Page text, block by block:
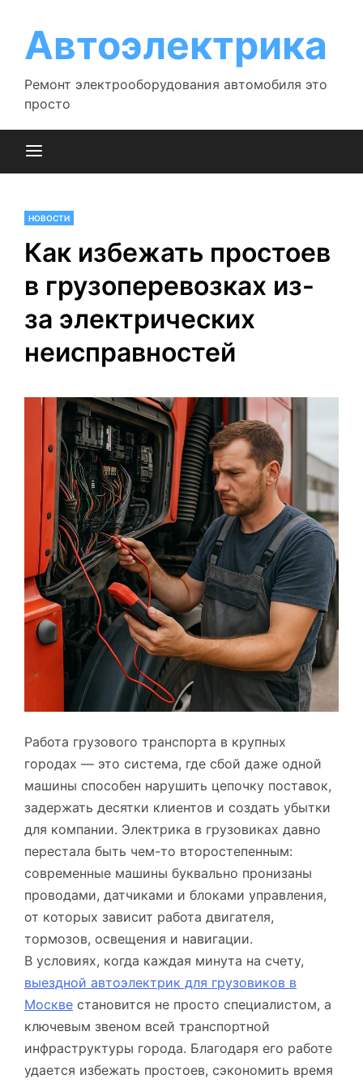
содержимому
Автоэлектрика
Ремонт электрооборудования автомобиля это
просто
НОВОСТИ
Как избежать простоев
в грузоперевозках из-
за электрических
неисправностей
Работа грузового транспорта в крупных
городах — это система, где сбой даже одной
машины способен нарушить цепочку поставок,
задержать десятки клиентов и создать убытки
для компании. Электрика в грузовиках давно
перестала быть чем-то второстепенным:
современные машины буквально пронизаны
проводами, датчиками и блоками управления,
от которых зависит работа двигателя,
тормозов, освещения и навигации.
В условиях, когда каждая минута на счету,
выездной автоэлектрик для грузовиков в
Москве становится не просто специалистом, а
ключевым звеном всей транспортной
инфраструктуры города. Благодаря его работе
удается избежать простоев, сэкономить время